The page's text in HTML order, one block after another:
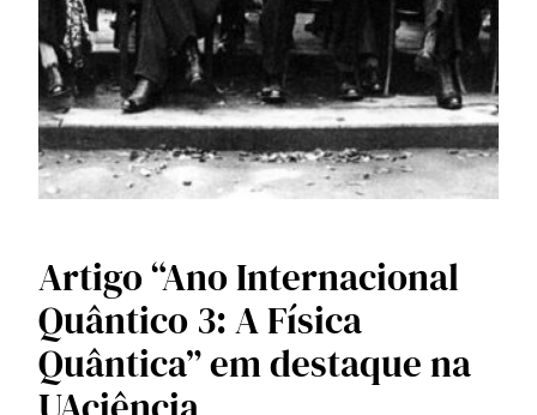
Artigo “Ano Internacional
Quântico 3: A Física
Quântica” em destaque na